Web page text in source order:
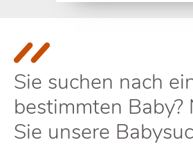
Sie suchen nach
bestimmten Baby?
Sie unsere